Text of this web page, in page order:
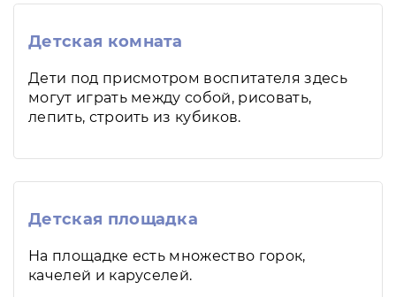
Детская комната
Дети под присмотром воспитателя здесь
могут играть между собой, рисовать,
лепить, строить из кубиков.
Детская площадка
На площадке есть множество горок,
качелей и каруселей.